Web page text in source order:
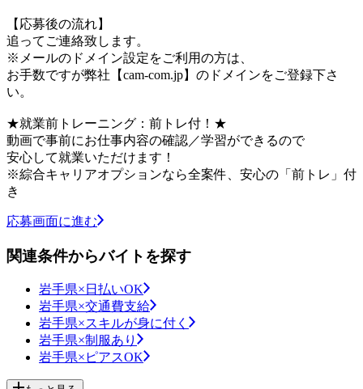
【応募後の流れ】
追ってご連絡致します。
※メールのドメイン設定をご利用の方は、
お手数ですが弊社【cam-com.jp】のドメインをご登録下さ
い。
★就業前トレーニング：前トレ付！★
動画で事前にお仕事内容の確認／学習ができるので
安心して就業いただけます！
※綜合キャリアオプションなら全案件、安心の「前トレ」付
き
応募画面に進む
関連条件からバイトを探す
岩手県×日払いOK
岩手県×交通費支給
岩手県×スキルが身に付く
岩手県×制服あり
岩手県×ピアスOK